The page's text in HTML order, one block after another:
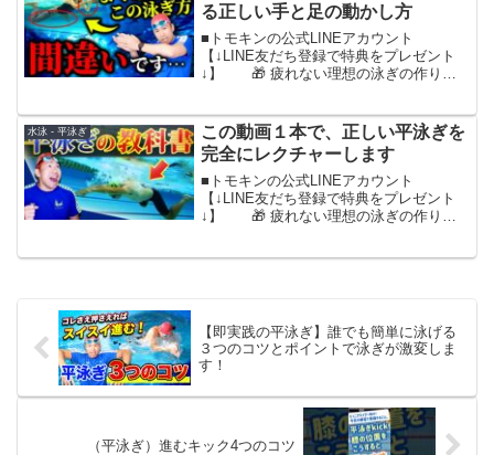
る正しい手と足の動かし方
■トモキンの公式LINEアカウント
【↓LINE友だち登録で特典をプレゼント
↓】 🎁 疲れない理想の泳ぎの作り
クロール 🎁「4日でマスター」泳力アッ
プの極意さらに、...
水泳 - 平泳ぎ
この動画１本で、正しい平泳ぎを
完全にレクチャーします
■トモキンの公式LINEアカウント
【↓LINE友だち登録で特典をプレゼント
↓】 🎁 疲れない理想の泳ぎの作り
【即実践の平泳ぎ】誰でも簡単に泳げる
３つのコツとポイントで泳ぎが激変しま
す！
（平泳ぎ）進むキック4つのコツ